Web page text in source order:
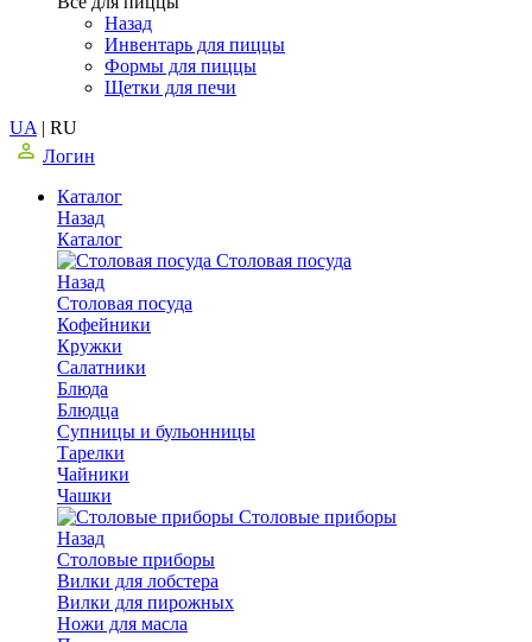
Назад
Инвентарь для пиццы
Формы для пиццы
Щетки для печи
UA | RU
Логин
Каталог
Назад
Каталог
Столовая посуда
Назад
Столовая посуда
Кофейники
Кружки
Салатники
Блюда
Блюдца
Супницы и бульонницы
Тарелки
Чайники
Чашки
Cтоловые приборы
Назад
Cтоловые приборы
Вилки для лобстера
Вилки для пирожных
Ножи для масла